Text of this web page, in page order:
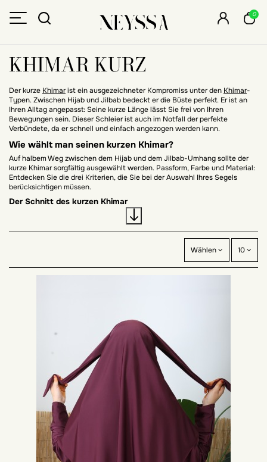
0
KHIMAR KURZ
Der kurze Khimarist ein ausgezeichneter Kompromiss unter den Khimar-
Typen. Zwischen Hijab und Jilbab bedeckt er die Büste perfekt. Er ist an
Ihren Alltag angepasst: Seine kurze Länge lässt Sie frei von Ihren
Bewegungen sein. Dieser Schleier ist auch im Notfall der perfekte
Verbündete, da er schnell und einfach angezogen werden kann.
Wie wählt man seinen kurzen Khimar?
Auf halbem Weg zwischen dem Hijab und dem Jilbab-Umhang sollte der
kurze Khimar sorgfältig ausgewählt werden. Passform, Farbe und Material:
Entdecken Sie die drei Kriterien, die Sie bei der Auswahl Ihres Segels
berücksichtigen müssen.
Der Schnitt des kurzen Khimar
Der kurze Khimar kann verschiedene Formen haben: abgerundet, mit 2
Schleiern oder spitz. Wählen Sie je nach gewünschtem Rendering eine
dieser Formen. Wenn Sie einen Khimar möchten, der die Form Ihrer Büste
für einen kurzen, spitzen Khimar. Für einen aufwendigeren Look wählen Sie
den kurzen Khimar mit 2 Jazzsegeln, der an den Khimar mit 3 Segeln
Die Farbe des kurzen Khimar
Bei der Auswahl eines Khimar hat die Farbe ihre Bedeutung. Wenn Sie
einen kurzen Khimar möchten, der leicht im Alltag getragen werden kann,
sind Schwarz, Beige, Khaki oder Kamel zu bevorzugen. Ein dunkler Khimar
passt in der Regel leichter zu einem farbigen Abaya. Für einen hellen
Schleier, der Ihrem Outfit Frische und Leichtigkeit verleiht, wählen Sie
Bordeaux, Flieder, Rosa oder Wassergrün. Sie können es mit einer Abaya in
kalten Farben kombinieren.
Das Material des Khimar ist kurz zum Anziehen
Für einen kurzen Khimar sollte das Material so deckend wie möglich sein.
Musselin und Jazz sind hervorragende Stoffe im Alltag. Sie sind langlebig
und sorgen dafür, dass Ihre Segel länger lang bleiben.
Unsere kurzen Khumur Modelle
Wählen 10